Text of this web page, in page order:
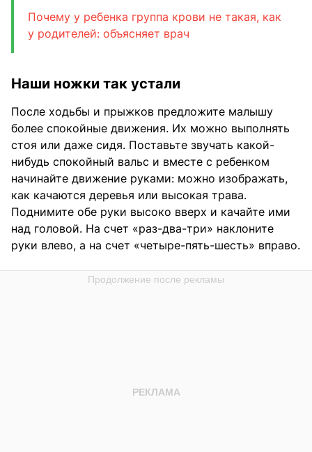
Почему у ребенка группа крови не такая, как
у родителей: объясняет врач
Наши ножки так устали
После ходьбы и прыжков предложите малышу
более спокойные движения. Их можно выполнять
стоя или даже сидя. Поставьте звучать какой-
нибудь спокойный вальс и вместе с ребенком
начинайте движение руками: можно изображать,
как качаются деревья или высокая трава.
Поднимите обе руки высоко вверх и качайте ими
над головой. На счет «раз-два-три» наклоните
руки влево, а на счет «четыре-пять-шесть» вправо.